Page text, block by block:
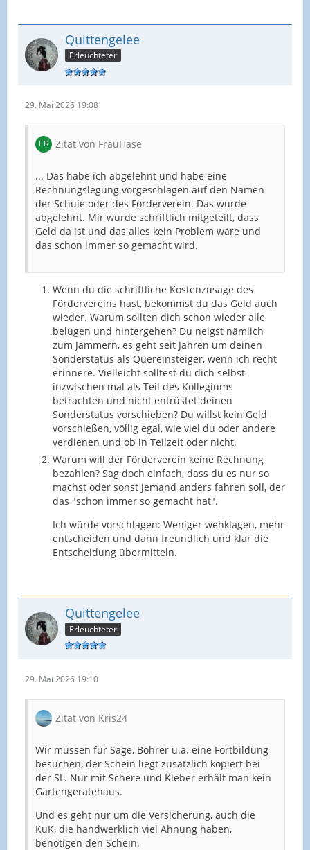
Quittengelee
Erleuchteter
29. Mai 2026 19:08
Zitat von FrauHase
... Das habe ich abgelehnt und habe eine
Rechnungslegung vorgeschlagen auf den Namen
der Schule oder des Förderverein. Das wurde
abgelehnt. Mir wurde schriftlich mitgeteilt, dass
Geld da ist und das alles kein Problem wäre und
das schon immer so gemacht wird.
Wenn du die schriftliche Kostenzusage des
Fördervereins hast, bekommst du das Geld auch
wieder. Warum sollten dich schon wieder alle
belügen und hintergehen? Du neigst nämlich
zum Jammern, es geht seit Jahren um deinen
Sonderstatus als Quereinsteiger, wenn ich recht
erinnere. Vielleicht solltest du dich selbst
inzwischen mal als Teil des Kollegiums
betrachten und nicht entrüstet deinen
Sonderstatus vorschieben? Du willst kein Geld
vorschießen, völlig egal, wie viel du oder andere
verdienen und ob in Teilzeit oder nicht.
Warum will der Förderverein keine Rechnung
bezahlen? Sag doch einfach, dass du es nur so
machst oder sonst jemand anders fahren soll, der
das "schon immer so gemacht hat".
Ich würde vorschlagen: Weniger wehklagen, mehr
entscheiden und dann freundlich und klar die
Entscheidung übermitteln.
Quittengelee
Erleuchteter
29. Mai 2026 19:10
Zitat von Kris24
Wir müssen für Säge, Bohrer u.a. eine Fortbildung
besuchen, der Schein liegt zusätzlich kopiert bei
der SL. Nur mit Schere und Kleber erhält man kein
Gartengerätehaus.
Und es geht nur um die Versicherung, auch die
KuK, die handwerklich viel Ahnung haben,
benötigen den Schein.